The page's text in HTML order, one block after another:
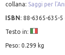
collana: Saggi per
ISBN:88-6365-635-5
Testo in:
Peso: 0.299 kg